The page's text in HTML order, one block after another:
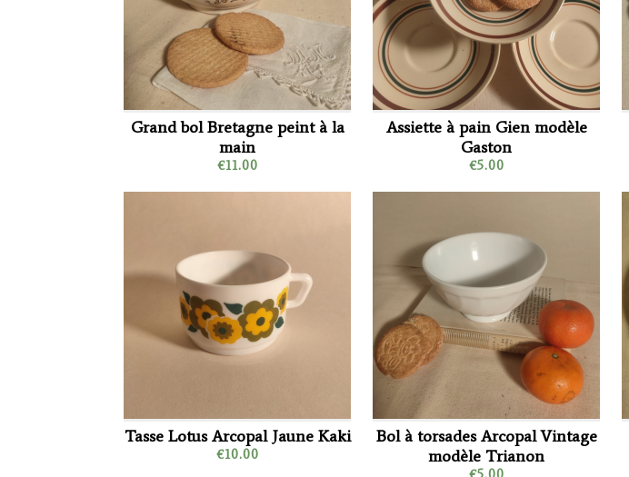
Grand bol Bretagne peint à la
main
€11.00
Assiette à pain Gien modèle
Gaston
€5.00
Tasse Lotus Arcopal Jaune Kaki
€10.00
Bol à torsades Arcopal Vintage
modèle Trianon